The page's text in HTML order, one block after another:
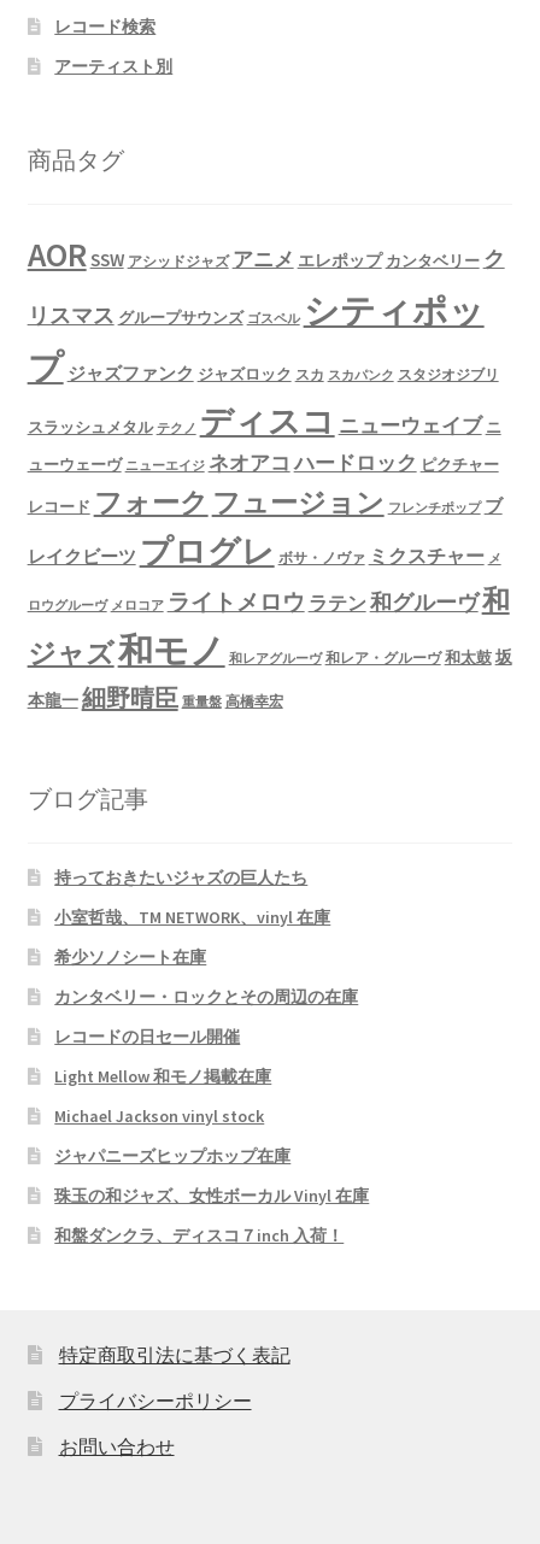
レコード検索
アーティスト別
商品タグ
AORSSW アシッドジャズ アニメ エレポップ カンタベリー ク
リスマス グループサウンズ ゴスペル シティポッ
プ ジャズファンク ジャズロック スカ スカパンク スタジオジブリ
スラッシュメタル テクノ ディスコ ニューウェイブ ニ
ューウェーヴ ニューエイジ ネオアコ ハードロック ピクチャー
レコード フォーク フュージョン フレンチポップ ブ
レイクビーツ プログレ ボサ・ノヴァ ミクスチャー メ
ロウグルーヴ メロコア ライトメロウ ラテン 和グルーヴ和
ジャズ和モノ 和レアグルーヴ 和レア・グルーヴ 和太鼓坂
本龍一細野晴臣 重量盤 高橋幸宏
ブログ記事
持っておきたいジャズの巨人たち
小室哲哉、TM NETWORK、vinyl 在庫
希少ソノシート在庫
カンタベリー・ロックとその周辺の在庫
レコードの日セール開催
Light Mellow 和モノ掲載在庫
Michael Jackson vinyl stock
ジャパニーズヒップホップ在庫
珠玉の和ジャズ、女性ボーカル Vinyl 在庫
和盤ダンクラ、ディスコ７inch 入荷！
特定商取引法に基づく表記
プライバシーポリシー
お問い合わせ